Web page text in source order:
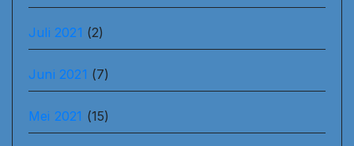
Juli 2021 (2)
Juni 2021 (7)
Mei 2021 (15)